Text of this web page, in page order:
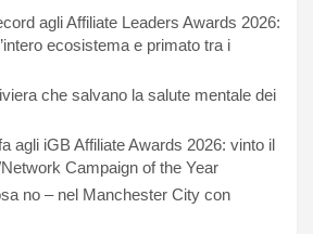
agli Affiliate Leaders Awards 2026:
ecosistema e primato tra i
che salvano la salute mentale dei
agli iGB Affiliate Awards 2026: vinto il
Campaign of the Year
no – nel Manchester City con